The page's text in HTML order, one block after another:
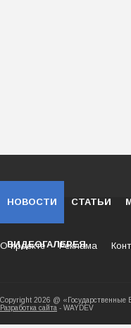
НОВОСТИ СТАТЬИ
ВИДЕОГАЛЕРЕЯ
О проекте Реклама
Copyright 2026 @
Разработка сайта - WAYDEV